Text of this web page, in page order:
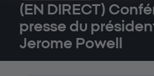
(EN DIRECT)
presse du
Jerome Powell